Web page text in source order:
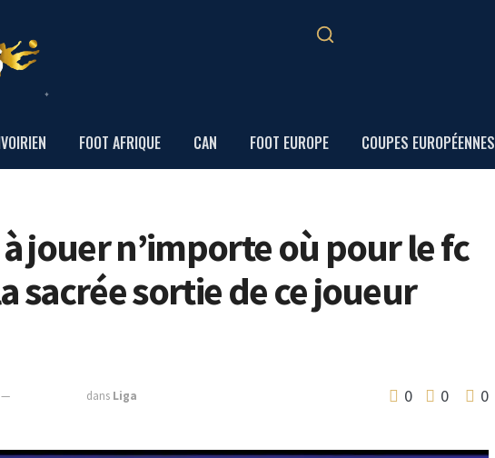
FOOT AFRIQUE CAN FOOT EUROPE COUPES EUROPÉENNES
à jouer n’importe où pour le fc
sacrée sortie de ce joueur
dans Liga 0 0 0